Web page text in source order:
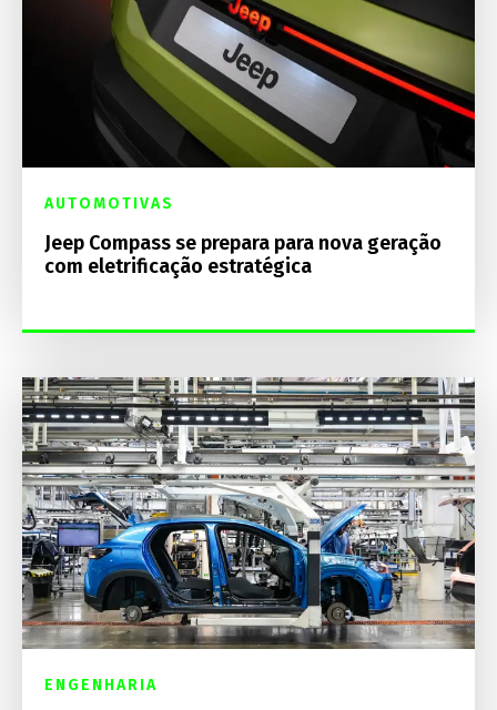
AUTOMOTIVAS
Jeep Compass se prepara para nova geração
com eletrificação estratégica
ENGENHARIA